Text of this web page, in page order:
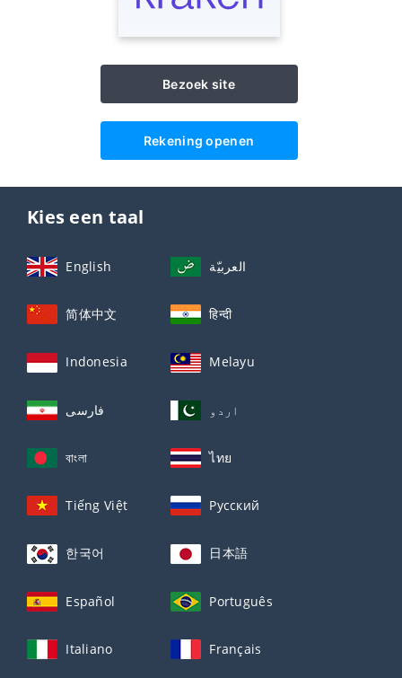
Bezoek site
Rekening openen
Kies een taal
English العربيّة
简体中文 हिन्दी
Indonesia Melayu
فارسی اردو
বাংলা ไทย
Tiếng Việt Русский
한국어 日本語
Español Português
Italiano Français